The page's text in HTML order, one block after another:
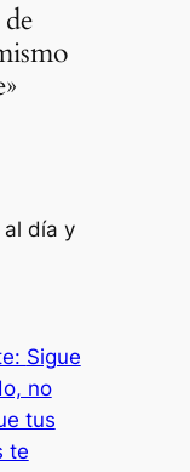
al día y
Sigue
no
tus
te